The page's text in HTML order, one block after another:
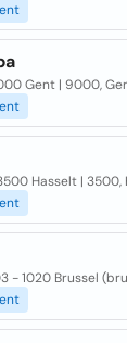
Gent | 9000,
Hasselt | 3500,
- 1020 Brussel